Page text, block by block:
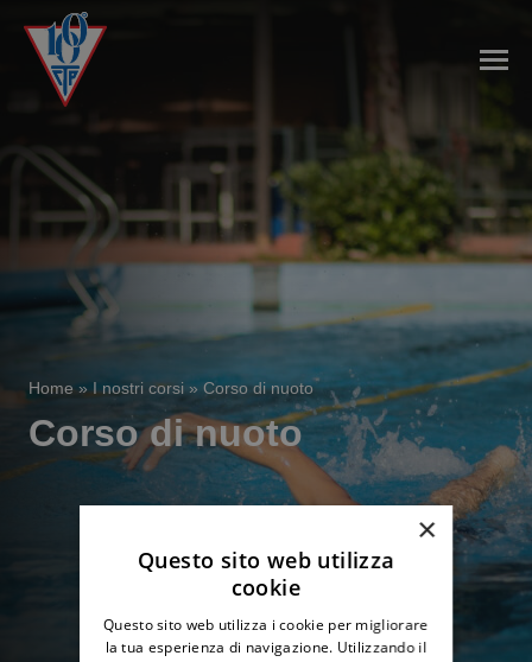
Home »I nostri corsi » Corso di nuoto
Corso di nuoto
×
Questo sito web utilizza
cookie
Questo sito web utilizza i cookie per migliorare
la tua esperienza di navigazione. Utilizzando il